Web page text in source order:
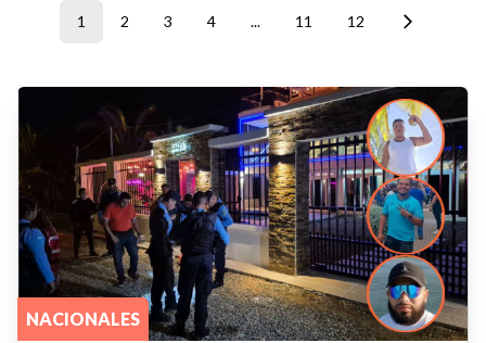
1 2 3 4 ... 11 12
NACIONALES